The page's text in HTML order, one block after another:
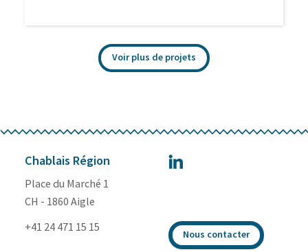
Voir plus de projets
Chablais Région
Place du Marché 1
CH - 1860 Aigle
+41 24 471 15 15
Nous contacter